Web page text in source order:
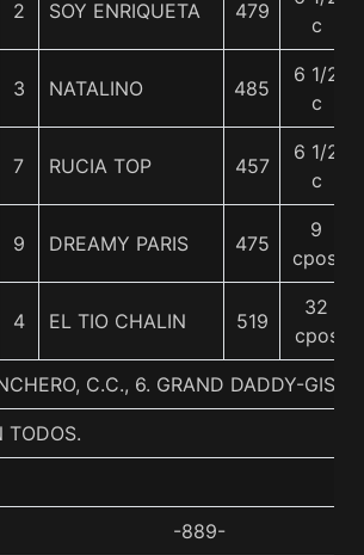
2 SOY ENRIQUETA 479
c
3 NATALINO 485
6 1/2
c
7 RUCIA TOP 457
6 1/2
c
9 DREAMY PARIS 475
9
cpos.
4 EL TIO CHALIN 519
32
cpos
C.C., 6. GRAND DADDY-
TODOS.
-889-